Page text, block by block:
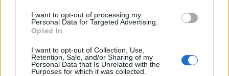
I want to opt-out of processing my
Personal Data for Targeted Advertising.
Opted In
I want to opt-out of Collection, Use,
Retention, Sale, and/or Sharing of my
Personal Data that Is Unrelated with the
Purposes for which it was collected.
“Η οργή των θεών”, “Χαραυγή”, “Τολμηρές
Ιστορίες”, ” Η Λάμψη”, “Έκπτωτος Άγγελος”,
“Το κλειδί ” “Κάτω από την Ακρόπολη”, “Αν
μ’ αγαπάς”, “Μη μου λες αντίο”,